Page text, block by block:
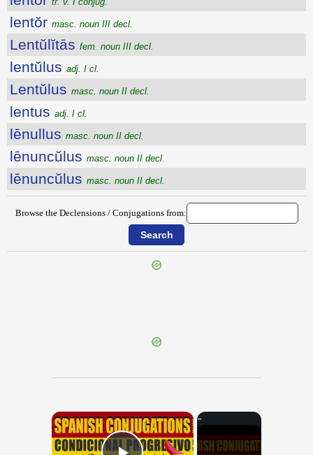
lentŏr masc. noun III decl.
Lentŭlĭtās fem. noun III decl.
lentŭlus adj. I cl.
Lentŭlus masc. noun II decl.
lentus adj. I cl.
lēnullus masc. noun II decl.
lēnuncŭlus masc. noun II decl.
lēnuncŭlus masc. noun II decl.
Browse the Declensions / Conjugations from:
×